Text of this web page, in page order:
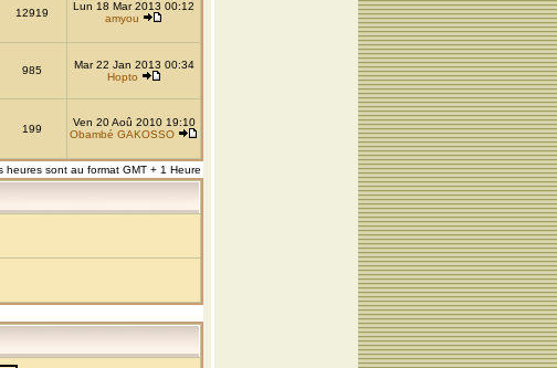
12919
Lun 18 Mar 2013 00:12
amyou
985
Mar 22 Jan 2013 00:34
Hopto
199
Ven 20 Aoû 2010 19:10
Obambé GAKOSSO
heures sont au format GMT + 1 Heure